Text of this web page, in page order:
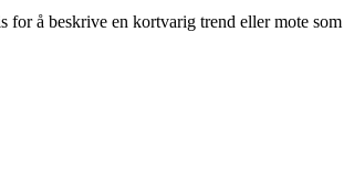
for å beskrive en kortvarig trend eller mote som